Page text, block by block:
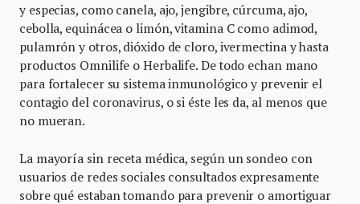
y especias, como canela, ajo, jengibre, cúrcuma, ajo,
cebolla, equinácea o limón, vitamina C como adimod,
pulamrón y otros, dióxido de cloro, ivermectina y hasta
productos Omnilife o Herbalife. De todo echan mano
para fortalecer su sistema inmunológico y prevenir el
contagio del coronavirus, o si éste les da, al menos que
no mueran.
La mayoría sin receta médica, según un sondeo con
usuarios de redes sociales consultados expresamente
sobre qué estaban tomando para prevenir o amortiguar